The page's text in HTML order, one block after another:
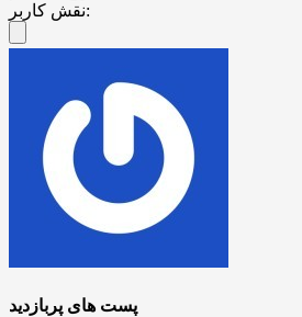
نقش کاربر:
پست های پربازدید